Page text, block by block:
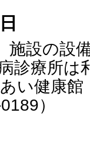
設の設
診療所は
い健康
）